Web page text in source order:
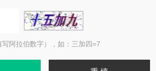
阿拉伯数字），如：三加四=7